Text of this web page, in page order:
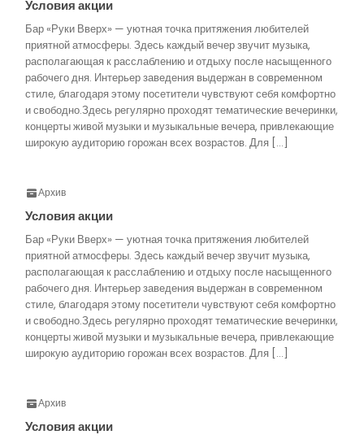
Условия акции
Бар «Руки Вверх» — уютная точка притяжения любителей
приятной атмосферы. Здесь каждый вечер звучит музыка,
располагающая к расслаблению и отдыху после насыщенного
рабочего дня. Интерьер заведения выдержан в современном
стиле, благодаря этому посетители чувствуют себя комфортно
и свободно.Здесь регулярно проходят тематические вечеринки,
концерты живой музыки и музыкальные вечера, привлекающие
широкую аудиторию горожан всех возрастов. Для […]
Архив
Условия акции
Бар «Руки Вверх» — уютная точка притяжения любителей
приятной атмосферы. Здесь каждый вечер звучит музыка,
располагающая к расслаблению и отдыху после насыщенного
рабочего дня. Интерьер заведения выдержан в современном
стиле, благодаря этому посетители чувствуют себя комфортно
и свободно.Здесь регулярно проходят тематические вечеринки,
концерты живой музыки и музыкальные вечера, привлекающие
широкую аудиторию горожан всех возрастов. Для […]
Архив
Условия акции